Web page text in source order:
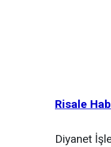
Risale
Diyanet